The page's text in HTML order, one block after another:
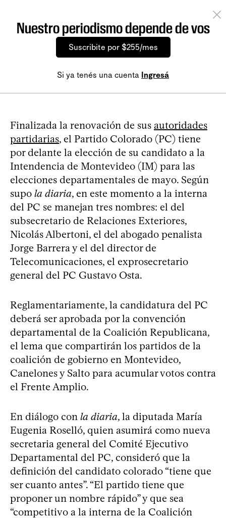
Nuestro periodismo depende de vos
Suscribite por $255/mes
Si ya tenés una cuenta Ingresá
Finalizada la renovación de sus autoridades
partidarias, el Partido Colorado (PC) tiene
por delante la elección de su candidato a la
Intendencia de Montevideo (IM) para las
elecciones departamentales de mayo. Según
supo la diaria, en este momento a la interna
del PC se manejan tres nombres: el del
subsecretario de Relaciones Exteriores,
Nicolás Albertoni, el del abogado penalista
Jorge Barrera y el del director de
Telecomunicaciones, el exprosecretario
general del PC Gustavo Osta.
Reglamentariamente, la candidatura del PC
deberá ser aprobada por la convención
departamental de la Coalición Republicana,
el lema que compartirán los partidos de la
coalición de gobierno en Montevideo,
Canelones y Salto para acumular votos contra
el Frente Amplio.
En diálogo con la diaria, la diputada María
Eugenia Roselló, quien asumirá como nueva
secretaria general del Comité Ejecutivo
Departamental del PC, consideró que la
definición del candidato colorado “tiene que
ser cuanto antes”. “El partido tiene que
proponer un nombre rápido” y que sea
“competitivo a la interna de la Coalición